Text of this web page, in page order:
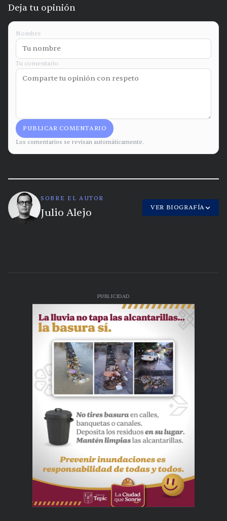
Deja tu opinión
Nombre
Tu comentario
PUBLICAR COMENTARIO
Los comentarios se revisan automáticamente.
SOBRE EL AUTOR
Julio Alejo VER BIOGRAFÍA
PUBLICIDAD